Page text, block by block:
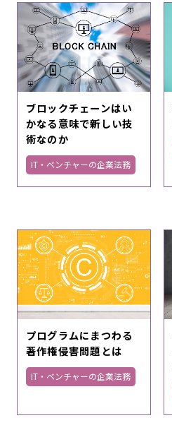
ブロックチェーンはい
かなる意味で新しい技
術なのか
IT・ベンチャーの企業法務
プログラムにまつわる
著作権侵害問題とは
IT・ベンチャーの企業法務